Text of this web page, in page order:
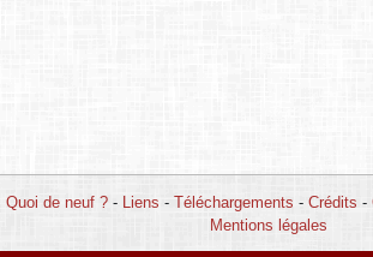
Quoi de neuf ?- Liens - Téléchargements - Crédits -
Mentions légales